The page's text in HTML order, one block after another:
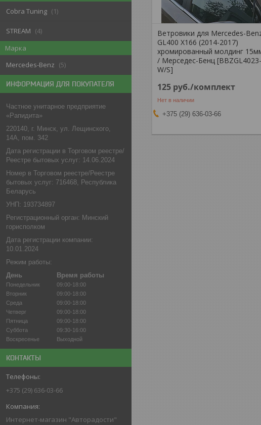
Cobra Tuning
1
STREAM
4
Марка
Mercedes-Benz
5
ИНФОРМАЦИЯ ДЛЯ ПОКУПАТЕЛЯ
Частное унитарное предприятие
«Рапидита»
220140, г. Минск, ул. Лещинского,
14А, пом. 342
Дата регистрации в Торговом реестре/
Реестре бытовых услуг: 14.06.2024
Номер в Торговом реестре/Реестре
бытовых услуг: 716468, Республика
Беларусь
УНП: 193734897
Регистрационный орган: Минский
горисполком
Дата регистрации компании:
10.01.2024
Режим работы:
День
Время работы
Понедельник
09:00-18:00
Вторник
09:00-18:00
Среда
09:00-18:00
Четверг
09:00-18:00
Пятница
09:00-18:00
Суббота
09:30-16:00
Воскресенье
Выходной
КОНТАКТЫ
+375 (29) 636-03-66
Интернет-магазин "Авторадости"
Ветровики для Mercedes-
GL400 X166 (2014-2017)
хромированный молдинг
/ Мерседес-Бенц [BBZGL4023-
W/S]
125 руб./комплект
Нет в наличии
+375 (29) 636-03-66